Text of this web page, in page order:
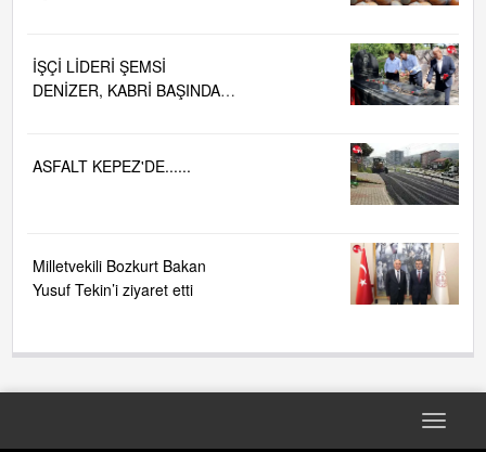
İŞÇİ LİDERİ ŞEMSİ
DENİZER, KABRİ BAŞINDA
ASFALT KEPEZ'DE......
Milletvekili Bozkurt Bakan
Yusuf Tekin’i ziyaret etti
Toggle